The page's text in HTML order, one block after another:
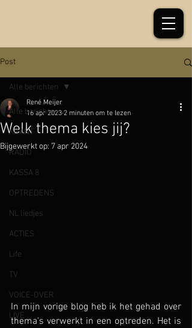
Post
Alle berichten
KRANT
RADIO
KASSA 8
OPTREDENS
NL liedjes
ACTIES
Life
TV
VOICE-OVER
LIVE
Alle berichten
Welk thema kies jij?
René Meijer
16 apr 2023 2 minuten om te lezen
Bijgewerkt op: 7 apr 2024
In mijn vorige blog heb ik het gehad over
thema's verwerkt in een optreden. Het is